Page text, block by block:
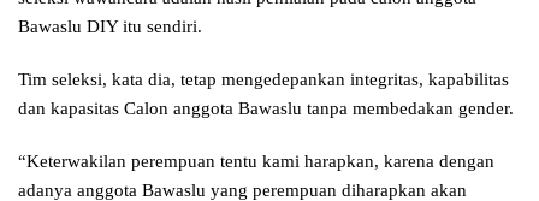
Bawaslu DIY itu sendiri.
Tim seleksi, kata dia, tetap mengedepankan integritas, kapabilitas
dan kapasitas Calon anggota Bawaslu tanpa membedakan gender.
“Keterwakilan perempuan tentu kami harapkan, karena dengan
adanya anggota Bawaslu yang perempuan diharapkan akan